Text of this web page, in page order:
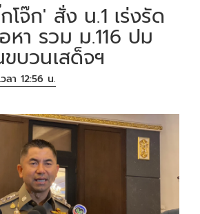
จ๊ก' สั่ง น.1 เร่งรัด
หา รวม ม.116 ปม
บวนเสด็จฯ
ลา 12:56 น.